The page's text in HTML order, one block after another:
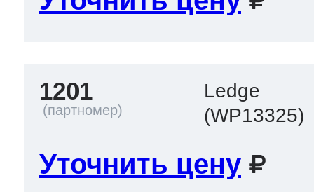
1201
Ledge
(WP13325)
Уточнить цену